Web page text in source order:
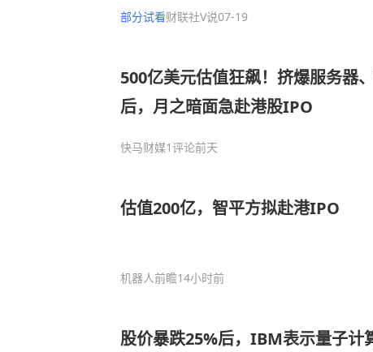
长超50%
部分试看财联社V说07-19
500亿美元估值狂飙！挤爆服务器
后，月之暗面急赴港股IPO
快马财媒1评论前天
估值200亿，智平方拟赴港IPO
机器人前瞻14小时前
股价暴跌25%后，IBM表示量子计